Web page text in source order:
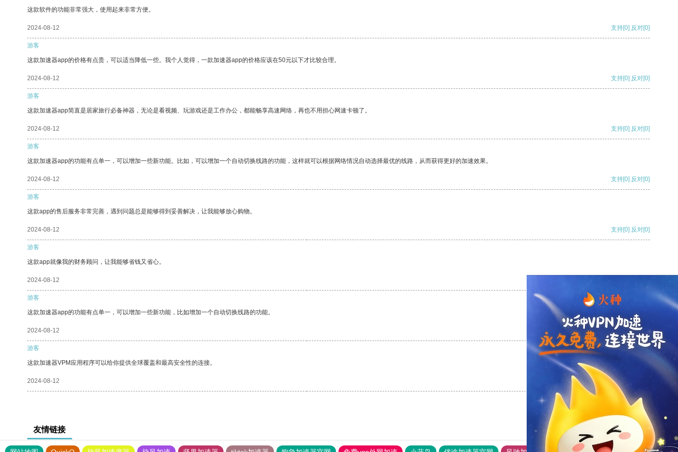
这款软件的功能非常强大，使用起来非常方便。
2024-08-12 支持[0] 反对[0]
游客
这款加速器app的价格有点贵，可以适当降低一些。我个人觉得，一款加速器app的价格应该在50元以下才比较合理。
2024-08-12 支持[0] 反对[0]
游客
这款加速器app简直是居家旅行必备神器，无论是看视频、玩游戏还是工作办公，都能畅享高速网络，再也不用担心网速卡顿了。
2024-08-12 支持[0] 反对[0]
游客
这款加速器app的功能有点单一，可以增加一些新功能。比如，可以增加一个自动切换线路的功能，这样就可以根据网络情况自动选择最优的线路，从而获得更好的加速效果。
2024-08-12 支持[0] 反对[0]
游客
这款app的售后服务非常完善，遇到问题总是能够得到妥善解决，让我能够放心购物。
2024-08-12 支持[0] 反对[0]
游客
这款app就像我的财务顾问，让我能够省钱又省心。
2024-08-12
游客
这款加速器app的功能有点单一，可以增加一些新功能，比如增加一个自动切换线路的功能。
2024-08-12 支持 [0] 反对 [0]
游客
这款加速器VPM应用程序可以给你提供全球覆盖和最高安全性的连接。
2024-08-12 支持
友情链接